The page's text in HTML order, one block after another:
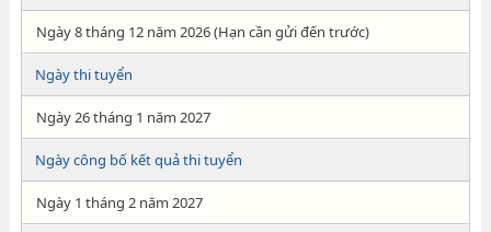
Ngày 8 tháng 12 năm 2026 (Hạn cần gửi đến trước)
Ngày thi tuyển
Ngày 26 tháng 1 năm 2027
Ngày công bố kết quả thi tuyển
Ngày 1 tháng 2 năm 2027